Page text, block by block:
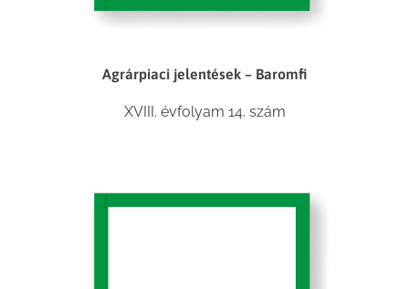
Agrárpiaci jelentések – Baromfi
XVIII. évfolyam 14. szám